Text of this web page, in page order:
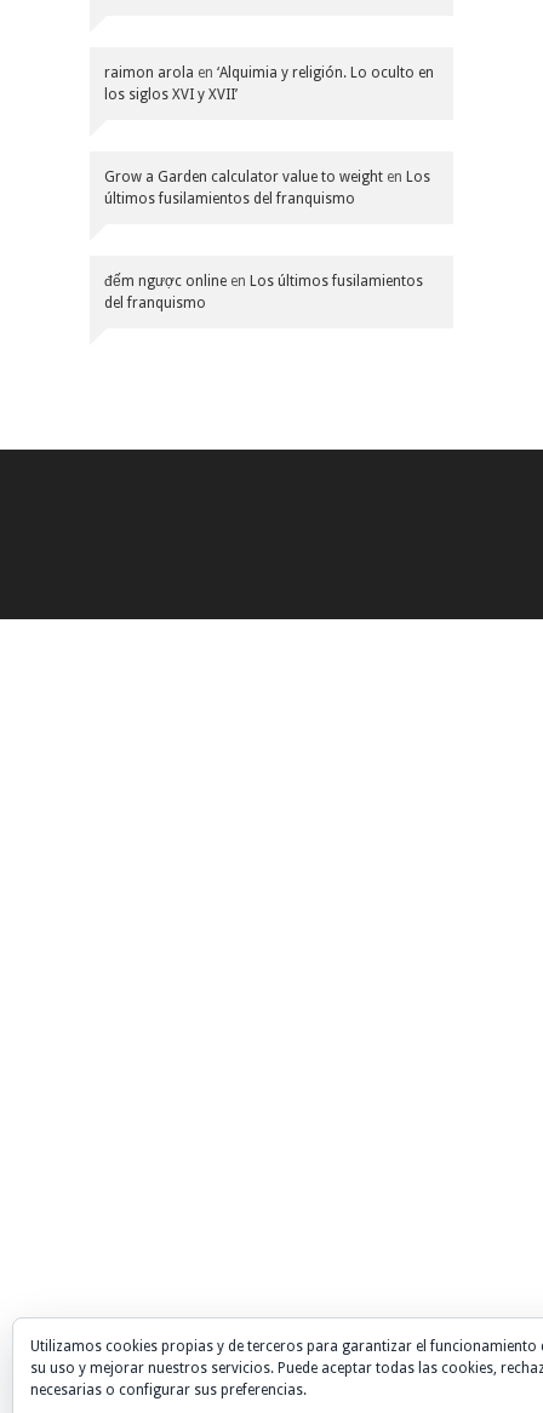
raimon arola en ‘Alquimia y religión. Lo oculto en
los siglos XVI y XVII’
Grow a Garden calculator value to weight en Los
últimos fusilamientos del franquismo
đếm ngược online en Los últimos fusilamientos
del franquismo
Utilizamos cookies propias y de terceros para garantizar el funcionamiento
su uso y mejorar nuestros servicios. Puede aceptar todas las cookies,
necesarias o configurar sus preferencias.